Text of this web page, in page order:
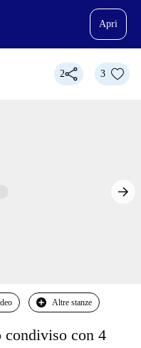
Apri
2 3
Altre stanze
condiviso con 4